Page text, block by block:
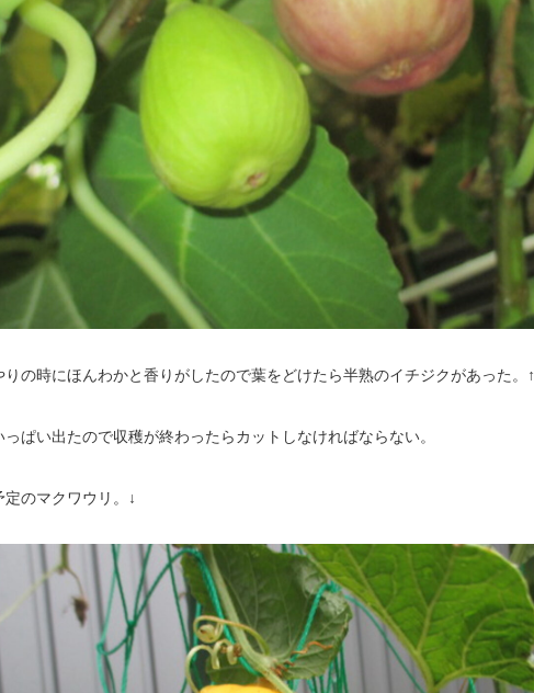
りの時にほんわかと香りがしたので葉をどけたら半熟のイチジクがあった。↑
ぱい出たので収穫が終わったらカットしなければならない。
定のマクワウリ。↓